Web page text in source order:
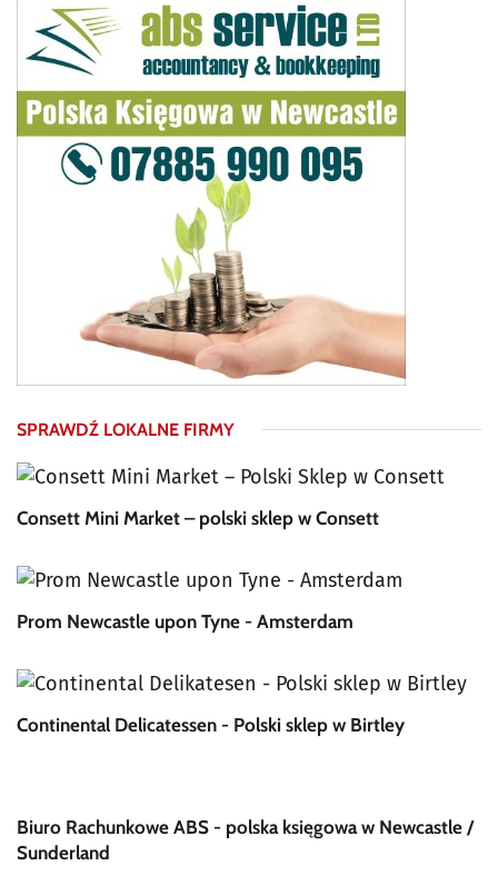
SPRAWDŹ LOKALNE FIRMY
Consett Mini Market – polski sklep w Consett
Prom Newcastle upon Tyne - Amsterdam
Continental Delicatessen - Polski sklep w Birtley
Biuro Rachunkowe ABS - polska księgowa w Newcastle /
Sunderland